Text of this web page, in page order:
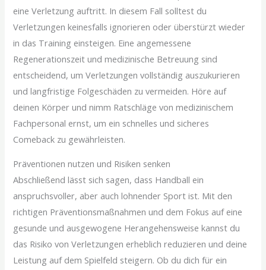
eine Verletzung auftritt. In diesem Fall solltest du
Verletzungen keinesfalls ignorieren oder überstürzt wieder
in das Training einsteigen. Eine angemessene
Regenerationszeit und medizinische Betreuung sind
entscheidend, um Verletzungen vollständig auszukurieren
und langfristige Folgeschäden zu vermeiden. Höre auf
deinen Körper und nimm Ratschläge von medizinischem
Fachpersonal ernst, um ein schnelles und sicheres
Comeback zu gewährleisten.
Präventionen nutzen und Risiken senken
Abschließend lässt sich sagen, dass Handball ein
anspruchsvoller, aber auch lohnender Sport ist. Mit den
richtigen Präventionsmaßnahmen und dem Fokus auf eine
gesunde und ausgewogene Herangehensweise kannst du
das Risiko von Verletzungen erheblich reduzieren und deine
Leistung auf dem Spielfeld steigern. Ob du dich für ein